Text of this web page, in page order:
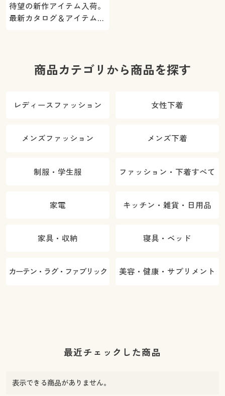
待望の新作アイテム入荷。
最新カタログ＆アイテムを
商品カテゴリから商品を探す
レディースファッション 女性下着
メンズファッション メンズ下着
制服・学生服 ファッション・下着すべて
家電 キッチン・雑貨・日用品
家具・収納 寝具・ベッド
カーテン・ラグ・ファブリック 美容・健康・サプリメント
最近チェックした商品
表示できる商品がありません。